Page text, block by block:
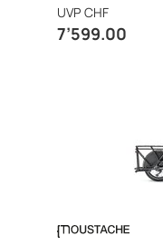
UVP CHF
7’599.00